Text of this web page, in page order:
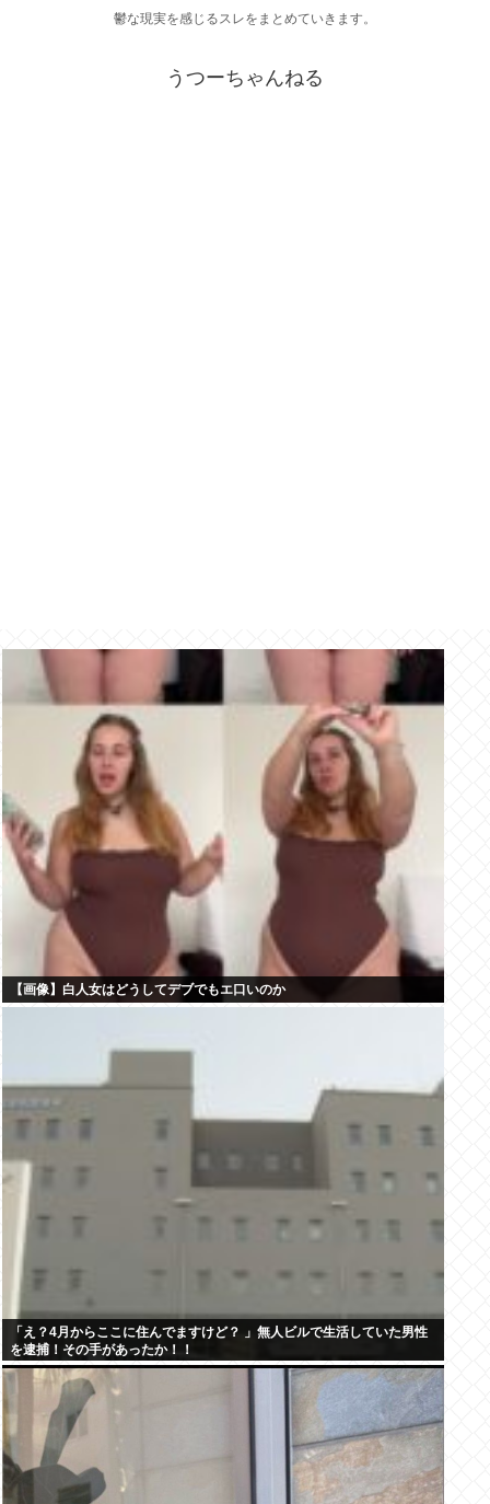
鬱な現実を感じるスレをまとめていきます。
うつーちゃんねる
【画像】白人女はどうしてデブでもエ口いのか
「え？4月からここに住んでますけど？ 」無人ビルで生活していた男性
を逮捕！その手があったか！！